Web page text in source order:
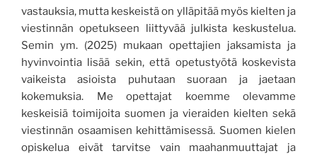
vastauksia, mutta keskeistä on ylläpitää myös kielten ja
viestinnän opetukseen liittyvää julkista keskustelua.
Semin ym. (2025) mukaan opettajien jaksamista ja
hyvinvointia lisää sekin, että opetustyötä koskevista
vaikeista asioista puhutaan suoraan ja jaetaan
kokemuksia. Me opettajat koemme olevamme
keskeisiä toimijoita suomen ja vieraiden kielten sekä
viestinnän osaamisen kehittämisessä. Suomen kielen
opiskelua eivät tarvitse vain maahanmuuttajat ja